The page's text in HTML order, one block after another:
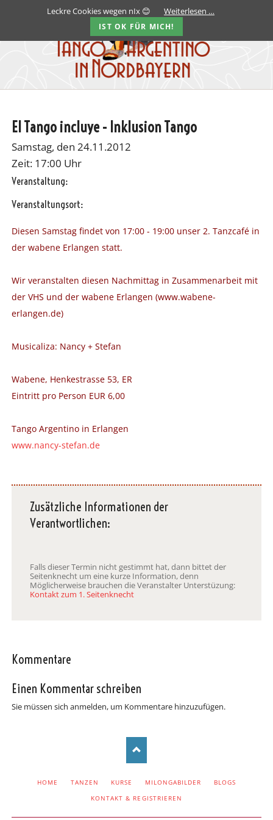
El Tango incluye - Inklusion Tango
Samstag, den 24.11.2012
Zeit: 17:00 Uhr
Veranstaltung:
Veranstaltungsort:
Diesen Samstag findet von 17:00 - 19:00 unser 2. Tanzcafé in
der wabene Erlangen statt.
Wir veranstalten diesen Nachmittag in Zusammenarbeit mit
der VHS und der wabene Erlangen (www.wabene-
erlangen.de)
Musicaliza: Nancy + Stefan
Wabene, Henkestrasse 53, ER
Eintritt pro Person EUR 6,00
Tango Argentino in Erlangen
www.nancy-stefan.de
Zusätzliche Informationen der
Verantwortlichen:
Falls dieser Termin nicht gestimmt hat, dann bittet der
Seitenknecht um eine kurze Information, denn
Möglicherweise brauchen die Veranstalter Unterstüzung:
Kontakt zum 1. Seitenknecht
Kommentare
Einen Kommentar schreiben
Sie müssen sich anmelden, um Kommentare hinzuzufügen.
HOME TANZEN KURSE MILONGABILDER
BLOGS
KONTAKT & REGISTRIEREN
Leckre Cookies wegen nIx 😊 Weiterlesen …
IST OK FÜR MICH!